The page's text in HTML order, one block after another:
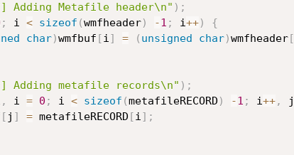
Adding Metafile header\n" ) ;
; i < sizeof (wmfheader) -1 ; i++)
{
char)wmfbuf [i ] = ( unsigned char)wmfheader[
Adding metafile records\n" ) ;
, i = 0 ; i < sizeof (metafileRECORD ) -1 ; i++, j
[ j ] = metafileRECORD [i ] ;